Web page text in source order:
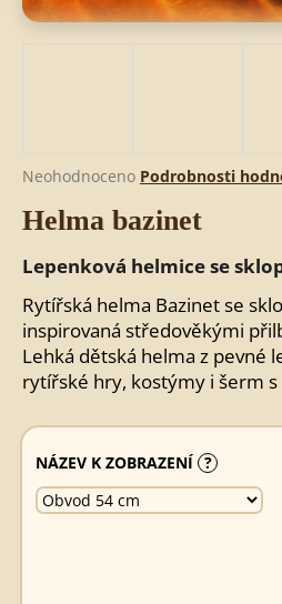
Průměrné
produktu
0,0
z
5
hvězdiček.
Neohodnoceno Podrobnosti
Helma bazinet
Lepenková helmice se
Rytířská helma Bazinet se
inspirovaná středověkými
Lehká dětská helma z pevné
rytířské hry, kostýmy i šerm
NÁZEV K ZOBRAZENÍ ?
D
p
r
u
č
u
j
e
m
e
GERMÁNSKÝ